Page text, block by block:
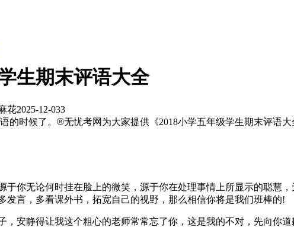
生期末评语大全
花2025-12-033
的时候了。 ®无忧考网为大家提供《2018小学五年级学生期末评语大
无论何时挂在脸上的微笑，源于你在处理事情上所显示的聪慧
发言，多看课外书，拓宽自己的视野，那么相信你将是我们班棒的!
安静得让我这个粗心的老师常常忘了你，这是我的不对，先向你